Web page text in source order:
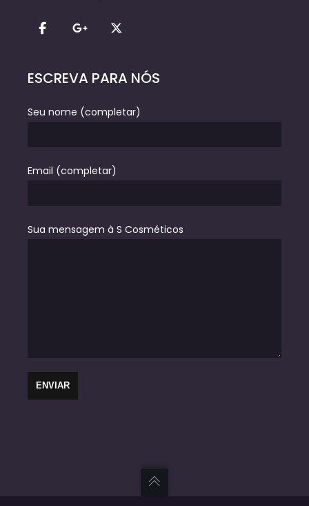
ESCREVA PARA NÓS
Seu nome (completar)
Email (completar)
Sua mensagem à S Cosméticos